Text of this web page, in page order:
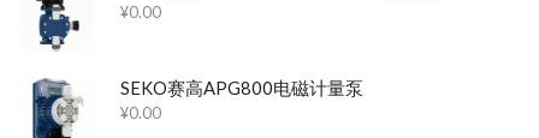
¥0.00
SEKO赛高APG800电磁计量泵
¥0.00